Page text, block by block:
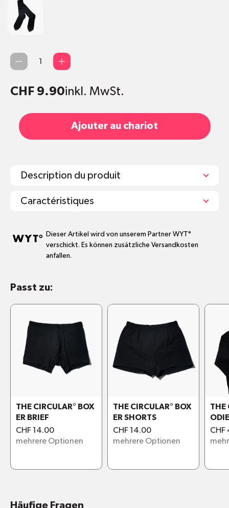
Black
Quantité
CHF 9.90inkl. MwSt.
Ajouter au chariot
Description du produit
Caractéristiques
Normale Taille, normales Bein
Vollständig recycelbar
Verstärkte Ferse und Spitze
Verfügbare Grössen: 39-42 / 43-46
Recycling und Discount:
Materialien und Inhaltsstoffe:
Dieser Artikel wird von unserem Partner WYT°
verschickt. Es können zusätzliche Versandkosten
anfallen.
Passt zu:
THE CIRCULAR° BOX
ER BRIEF
CHF 14.00
mehrere Optionen
THE CIRCULAR° BOX
ER SHORTS
CHF 14.00
mehrere Optionen
THE
ODIE
CHF
Häufige Fragen